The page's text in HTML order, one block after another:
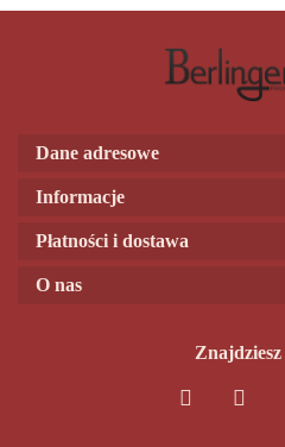
Dane adresowe
Informacje
Płatności i dostawa
O nas
Znajdziesz